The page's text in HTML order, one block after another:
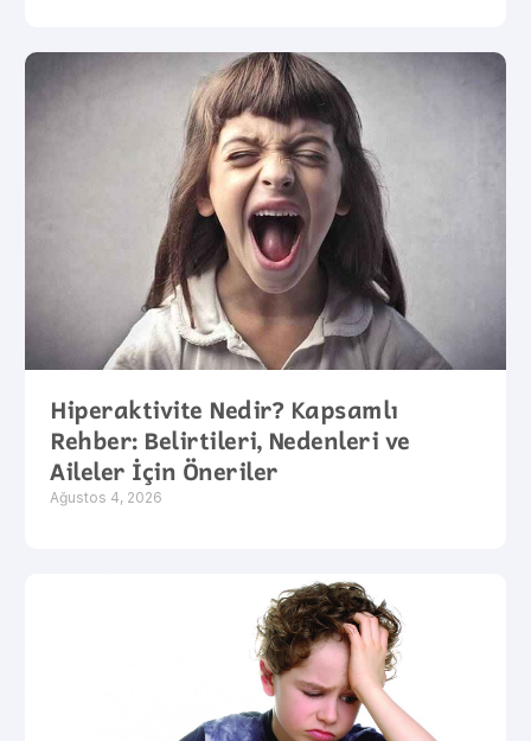
Hiperaktivite Nedir? Kapsamlı
Rehber: Belirtileri, Nedenleri ve
Aileler İçin Öneriler
Ağustos 4, 2026